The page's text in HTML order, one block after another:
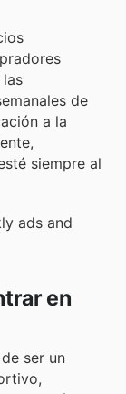
de
a la
siempre al
ads and
en
ser un